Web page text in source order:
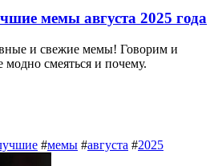
мемы августа 2025 года
и свежие мемы! Говорим и
смеяться и почему.
#мемы #августа #2025